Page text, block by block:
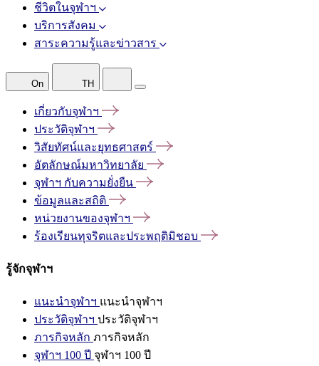
ชีวิตในจุฬาฯ
บริการสังคม
สาระความรู้และข่าวสาร
On TH
เกี่ยวกับจุฬาฯ
ประวัติจุฬาฯ
วิสัยทัศน์และยุทธศาสตร์
อัตลักษณ์มหาวิทยาลัย
จุฬาฯ กับความยั่งยืน
ข้อมูลและสถิติ
หน่วยงานของจุฬาฯ
ร้องเรียนทุจริตและประพฤติมิชอบ
รู้จักจุฬาฯ
แนะนำจุฬาฯ แนะนำจุฬาฯ
ประวัติจุฬาฯ ประวัติจุฬาฯ
ภารกิจหลัก ภารกิจหลัก
จุฬาฯ 100 ปี จุฬาฯ 100 ปี